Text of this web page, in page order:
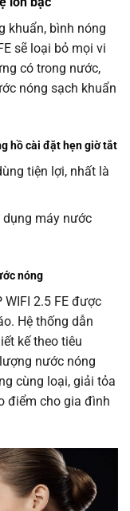
khuẩn, bình nóng
sẽ loại bỏ mọi vi
có trong nước,
nóng sạch khuẩn
hồ cài đặt hẹn giờ tắt
tiện lợi, nhất là
máy nước
nóng
2.5 FE được
Hệ thống dẫn
kế theo tiêu
nước nóng
cùng loại, giải tỏa
điểm cho gia đình